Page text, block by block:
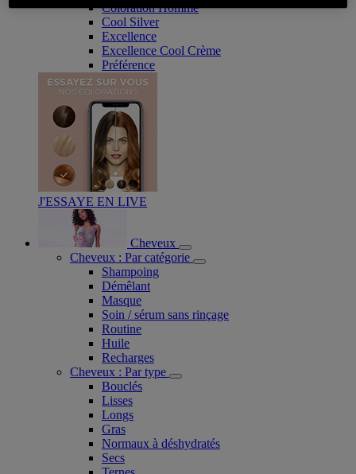
Coloration Homme
Cool Silver
Excellence
Excellence Cool Crème
Préférence
J'ESSAYE EN LIVE
Cheveux
Cheveux : Par catégorie
Shampoing
Démêlant
Masque
Soin / sérum sans rinçage
Routine
Huile
Recharges
Cheveux : Par type
Bouclés
Lisses
Longs
Gras
Normaux à déshydratés
Secs